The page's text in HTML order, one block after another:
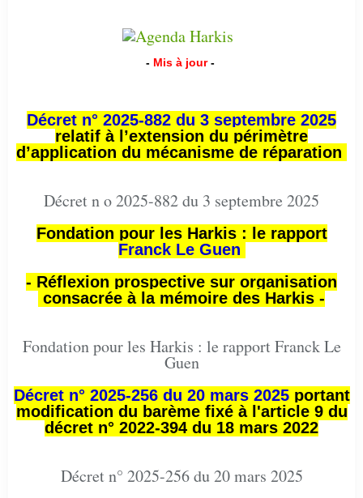
- Mis à jour -
Décret n° 2025-882 du 3 septembre 2025
relatif à l’extension du périmètre
d’application du mécanisme de réparation
Décret n o 2025-882 du 3 septembre 2025
Fondation pour les Harkis : le rapport
Franck Le Guen
- Réflexion prospective sur organisation
consacrée à la mémoire des Harkis -
Fondation pour les Harkis : le rapport Franck Le
Guen
Décret n° 2025-256 du 20 mars 2025portant
modification du barème fixé à l'article 9 du
décret n° 2022-394 du 18 mars 2022
Décret n° 2025-256 du 20 mars 2025